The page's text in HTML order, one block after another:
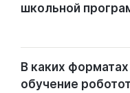
школьной
В каких
обучение